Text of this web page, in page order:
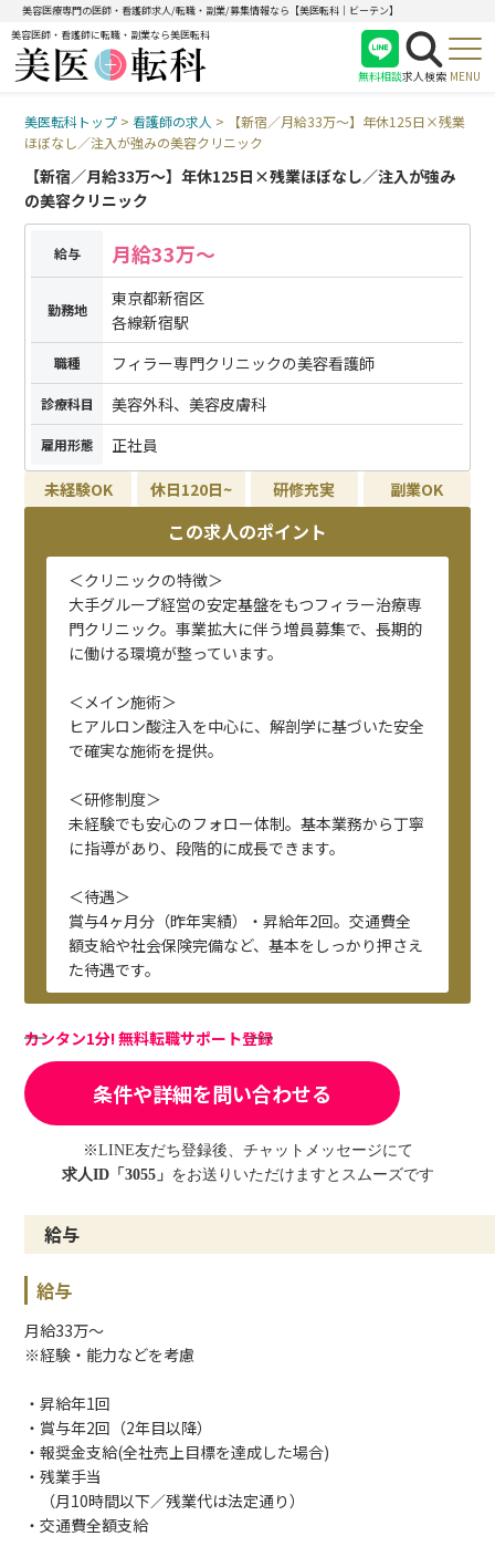
美容医療専門の医師・看護師求人/転職・副業/募集情報なら【美医転科｜ビーテン】
美容医師・看護師に転職・副業なら美医転科
無料相談
医師
受付
求人検索 MENU
美医転科トップ >看護師の求人 >
【新宿／月給33万～】年休125日×残業
ほぼなし／注入が強みの美容クリニック
【新宿／月給33万～】年休125日×残業ほぼなし／注入が強み
の美容クリニック
給与 月給33万～
勤務地
東京都新宿区
各線新宿駅
職種 フィラー専門クリニックの美容看護師
診療科目 美容外科、美容皮膚科
雇用形態
正社員
未経験OK
休日120日~ 研修充実 副業OK
この求人のポイント
＜クリニックの特徴＞
大手グループ経営の安定基盤をもつフィラー治療専
門クリニック。事業拡大に伴う増員募集で、長期的
に働ける環境が整っています。
＜メイン施術＞
ヒアルロン酸注入を中心に、解剖学に基づいた安全
で確実な施術を提供。
＜研修制度＞
未経験でも安心のフォロー体制。基本業務から丁寧
に指導があり、段階的に成長できます。
＜待遇＞
賞与4ヶ月分（昨年実績）・昇給年2回。交通費全
額支給や社会保険完備など、基本をしっかり押さえ
た待遇です。
カンタン1分! 無料転職サポート登録
条件や詳細を問い合わせる
※LINE友だち登録後、チャットメッセージにて
求人ID「3055」 をお送りいただけますとスムーズです
給与
給与
月給33万～
※経験・能力などを考慮
・昇給年1回
・賞与年2回（2年目以降）
・報奨金支給(全社売上目標を達成した場合)
・残業手当
（月10時間以下／残業代は法定通り）
・交通費全額支給